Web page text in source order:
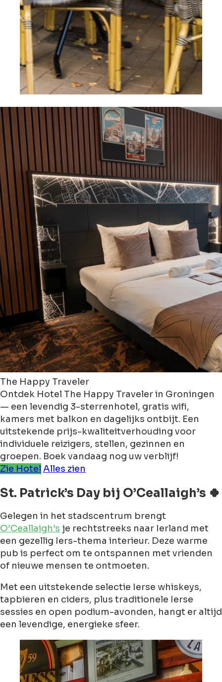
The Happy Traveler
Ontdek Hotel The Happy Traveler in Groningen
— een levendig 3-sterrenhotel, gratis wifi,
kamers met balkon en dagelijks ontbijt. Een
uitstekende prijs-kwaliteitverhouding voor
individuele reizigers, stellen, gezinnen en
groepen. Boek vandaag nog uw verblijf!
Zie Hotel Alles zien
St. Patrick’s Day bij O’Ceallaigh’s 🍀
Gelegen in het stadscentrum brengt
O’Ceallaigh’s je rechtstreeks naar Ierland met
een gezellig Iers-thema interieur. Deze warme
pub is perfect om te ontspannen met vrienden
of nieuwe mensen te ontmoeten.
Met een uitstekende selectie Ierse whiskeys,
tapbieren en ciders, plus traditionele Ierse
sessies en open podium-avonden, hangt er altijd
een levendige, energieke sfeer.